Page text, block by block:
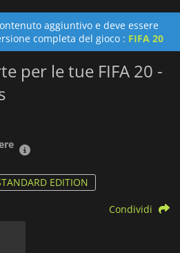
aggiuntivo e deve essere
completa del gioco : FIFA 20
per le tue FIFA 20 -
EDITION
Condividi